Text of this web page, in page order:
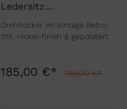
Ledersitz
höhenverstellbar
Drehhocker im Vintage Retro-
Stil, nickel-finish & gepolstert
185,00 €* 199,00 €*